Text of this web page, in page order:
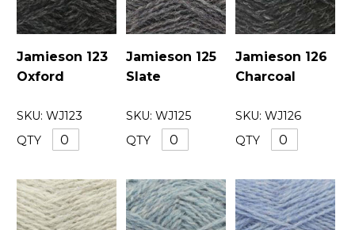
Jamieson 123
Oxford
SKU: WJ123
QTY
Jamieson 125
Slate
SKU: WJ125
QTY
Jamieson 126
Charcoal
SKU: WJ126
QTY